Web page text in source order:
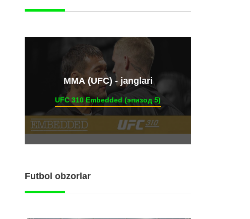
ММА (UFC) - janglari
UFC 310 Embedded (эпизод 5)
Futbol obzorlar